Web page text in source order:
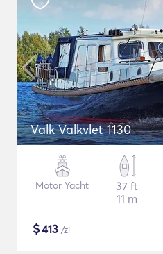
Valk Valkvlet 1130
Motor Yacht
37 ft
11 m
$413 /zi